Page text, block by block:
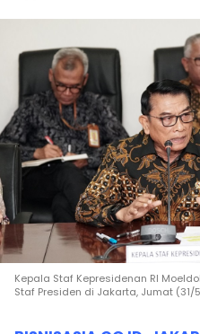
Kepala Staf Kepresidenan RI
Staf Presiden di Jakarta, Jumat (31/